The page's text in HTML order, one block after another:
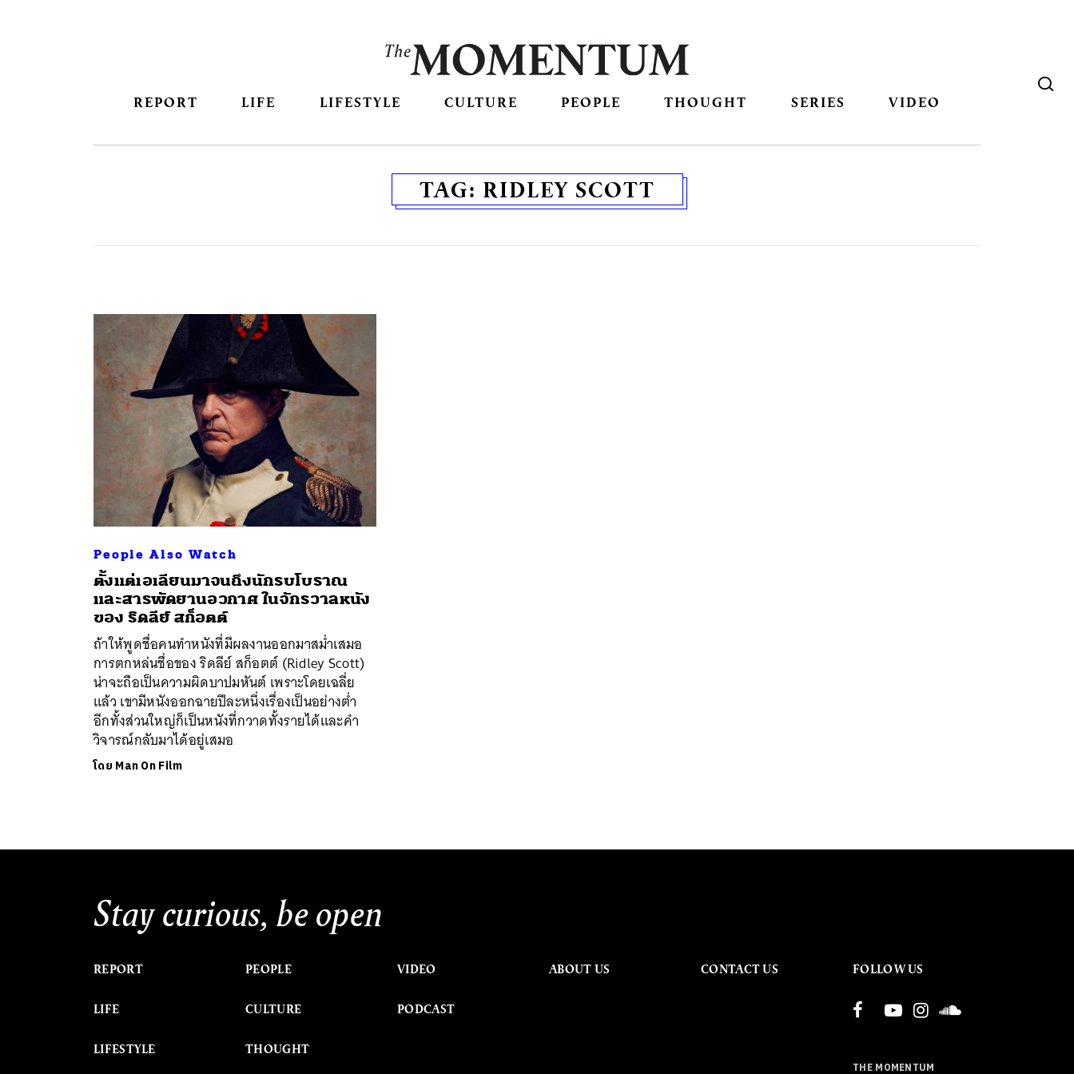
REPORT LIFE LIFESTYLE CULTURE PEOPLE THOUGHT SERIES VIDEO
TAG: RIDLEY SCOTT
People Also Watch
ตั้งแต่เอเลียนมาจนถึงนักรบโบราณ
และสารพัดยานอวกาศ ในจักรวาลหนัง
ของ ริดลีย์ สก็อตต์
ถ้าให้พูดชื่อคนทำหนังที่มีผลงานออกมาสม่ำเสมอ
การตกหล่นชื่อของ ริดลีย์ สก็อตต์ (Ridley Scott)
น่าจะถือเป็นความผิดบาปมหันต์ เพราะโดยเฉลี่ย
แล้ว เขามีหนังออกฉายปีละหนึ่งเรื่องเป็นอย่างต่ำ
อีกทั้งส่วนใหญ่ก็เป็นหนังที่กวาดทั้งรายได้และคำ
วิจารณ์กลับมาได้อยู่เสมอ
โดย Man On Film
Stay curious, be open
REPORT
LIFE
LIFESTYLE
PEOPLE
CULTURE
THOUGHT
VIDEO
PODCAST
ABOUT US CONTACT US FOLLOW US
THE MOMENTUM